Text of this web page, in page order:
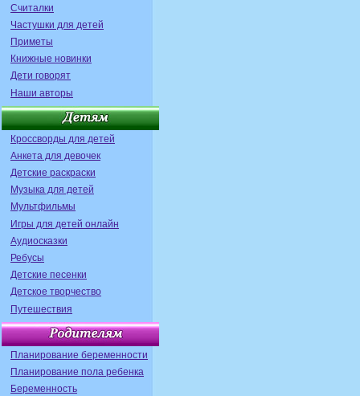
Считалки
Частушки для детей
Приметы
Книжные новинки
Дети говорят
Наши авторы
Кроссворды для детей
Анкета для девочек
Детские раскраски
Музыка для детей
Мультфильмы
Игры для детей онлайн
Аудиосказки
Ребусы
Детские песенки
Детское творчество
Путешествия
Планирование беременности
Планирование пола ребенка
Беременность